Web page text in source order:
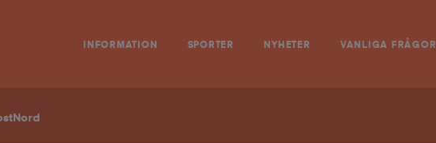
INFORMATION SPORTER NYHETER VANLIGA FRÅGOR